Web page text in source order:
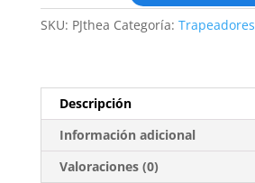
cantidad
SKU: PJthea Categoría: Trapeadores
Descripción
Información adicional
Valoraciones (0)